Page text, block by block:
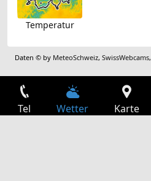
Temperatur
Daten © by MeteoSchweiz,SwissWebcams
Tel Wetter Karte